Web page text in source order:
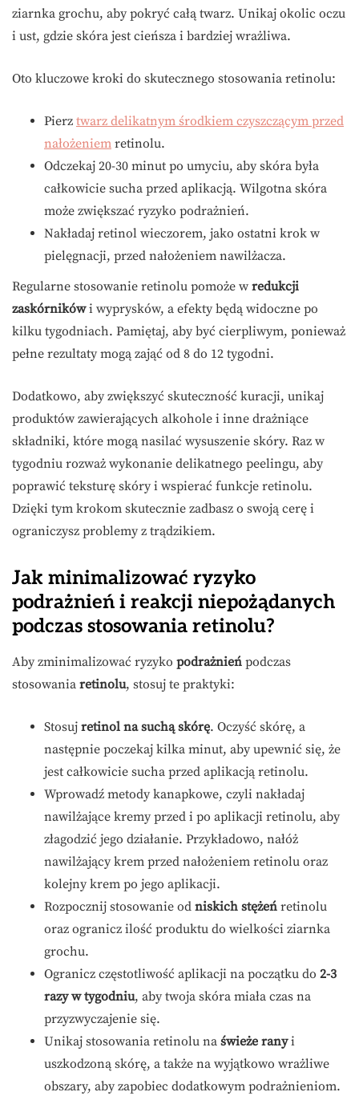
ziarnka grochu, aby pokryć całą twarz. Unikaj okolic oczu
i ust, gdzie skóra jest cieńsza i bardziej wrażliwa.
Oto kluczowe kroki do skutecznego stosowania retinolu:
Pierz twarz delikatnym środkiem czyszczącym przed
nałożeniem retinolu.
Odczekaj 20-30 minut po umyciu, aby skóra była
całkowicie sucha przed aplikacją. Wilgotna skóra
może zwiększać ryzyko podrażnień.
Nakładaj retinol wieczorem, jako ostatni krok w
pielęgnacji, przed nałożeniem nawilżacza.
Regularne stosowanie retinolu pomoże w redukcji
zaskórnikówi wyprysków, a efekty będą widoczne po
kilku tygodniach. Pamiętaj, aby być cierpliwym, ponieważ
pełne rezultaty mogą zająć od 8 do 12 tygodni.
Dodatkowo, aby zwiększyć skuteczność kuracji, unikaj
produktów zawierających alkohole i inne drażniące
składniki, które mogą nasilać wysuszenie skóry. Raz w
tygodniu rozważ wykonanie delikatnego peelingu, aby
poprawić teksturę skóry i wspierać funkcje retinolu.
Dzięki tym krokom skutecznie zadbasz o swoją cerę i
ograniczysz problemy z trądzikiem.
Jak minimalizować ryzyko
podrażnień i reakcji niepożądanych
podczas stosowania retinolu?
Aby zminimalizować ryzyko podrażnień podczas
stosowania retinolu, stosuj te praktyki:
Stosuj retinol na suchą skórę. Oczyść skórę, a
następnie poczekaj kilka minut, aby upewnić się, że
jest całkowicie sucha przed aplikacją retinolu.
Wprowadź metody kanapkowe, czyli nakładaj
nawilżające kremy przed i po aplikacji retinolu, aby
złagodzić jego działanie. Przykładowo, nałóż
nawilżający krem przed nałożeniem retinolu oraz
kolejny krem po jego aplikacji.
Rozpocznij stosowanie od niskich stężeń retinolu
oraz ogranicz ilość produktu do wielkości ziarnka
grochu.
Ogranicz częstotliwość aplikacji na początku do 2-3
razy w tygodniu, aby twoja skóra miała czas na
przyzwyczajenie się.
Unikaj stosowania retinolu na świeże ranyi
uszkodzoną skórę, a także na wyjątkowo wrażliwe
obszary, aby zapobiec dodatkowym podrażnieniom.